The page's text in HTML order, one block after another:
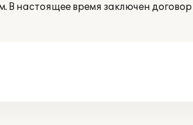
В настоящее время заключен договор